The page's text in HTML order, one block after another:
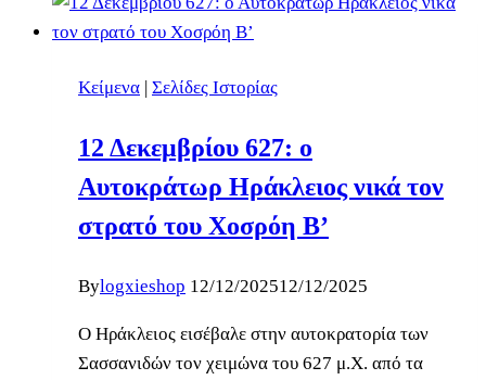
Κείμενα | Σελίδες Ιστορίας
12 Δεκεμβρίου 627: ο
Αυτοκράτωρ Ηράκλειος νικά τον
στρατό του Χοσρόη Β’
Bylogxieshop 12/12/202512/12/2025
Ο Ηράκλειος εισέβαλε στην αυτοκρατορία των
Σασσανιδών τον χειμώνα του 627 μ.Χ. από τα